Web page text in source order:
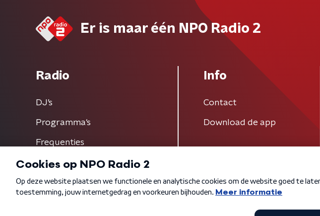
Er is maar één NPO Radio 2
Radio
DJ’s
Programma's
Frequenties
Info
Contact
Download de app
Algemene voorwaarden Privacybeleid